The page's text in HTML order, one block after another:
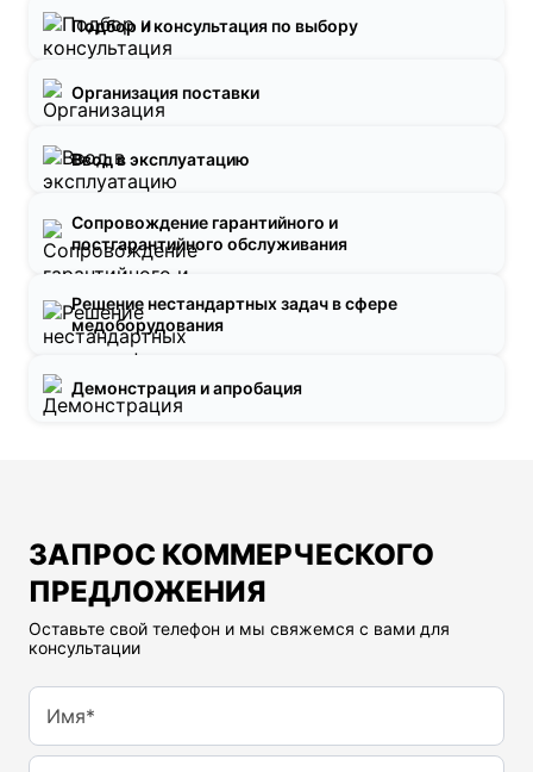
Подбор и консультация по выбору
Организация поставки
Ввод в эксплуатацию
Сопровождение гарантийного и
постгарантийного обслуживания
Решение нестандартных задач в сфере
медоборудования
Демонстрация и апробация
ЗАПРОС КОММЕРЧЕСКОГО
ПРЕДЛОЖЕНИЯ
Оставьте свой телефон и мы свяжемся с вами для
консультации
Имя*